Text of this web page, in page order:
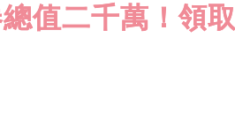
值二千萬！領